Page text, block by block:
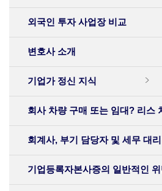
외국인 투자 사업장 비교
변호사 소개
기업가 정신 지식
회사 차량 구매 또는 임대? 리스
회계사, 부기 담당자 및 세무 대
기업등록자본사증의 일반적인